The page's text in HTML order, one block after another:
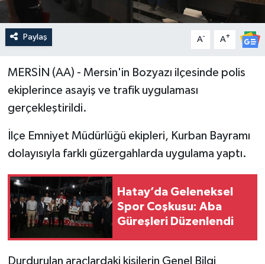
Paylaş A- A+
MERSİN (AA) - Mersin'in Bozyazı ilçesinde polis
ekiplerince asayiş ve trafik uygulaması
gerçekleştirildi.
İlçe Emniyet Müdürlüğü ekipleri, Kurban Bayramı
dolayısıyla farklı güzergahlarda uygulama yaptı.
Hatay’da Geleneksel
Spor Coşkusu: Aba
Güreşleri Düzenlendi
Durdurulan araçlardaki kişilerin Genel Bilgi